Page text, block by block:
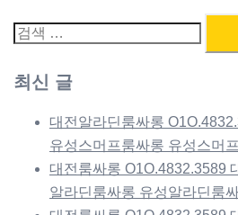
검
최신 글
대전알라딘룸싸롱
유성스머프룸싸롱 유성스머
대전룸싸롱 O1O.4832.3589
알라딘룸싸롱 유성알라딘룸